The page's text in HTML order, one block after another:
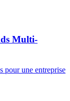
Multi-
pour une entreprise